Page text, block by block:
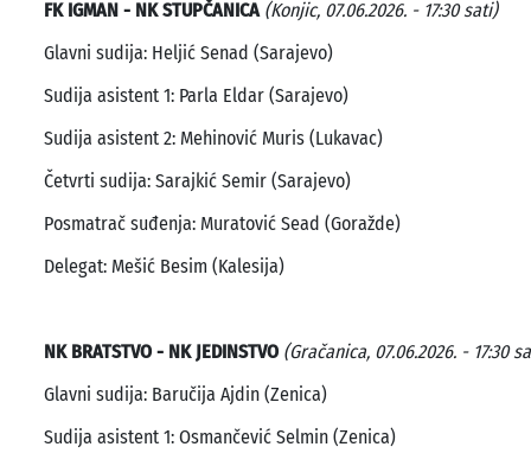
FK IGMAN - NK STUPČANICA (Konjic, 07.06.2026. - 17:30 sati)
Glavni sudija: Heljić Senad (Sarajevo)
Sudija asistent 1: Parla Eldar (Sarajevo)
Sudija asistent 2: Mehinović Muris (Lukavac)
Četvrti sudija: Sarajkić Semir (Sarajevo)
Posmatrač suđenja: Muratović Sead (Goražde)
Delegat: Mešić Besim (Kalesija)
NK BRATSTVO - NK JEDINSTVO (Gračanica, 07.06.2026. - 17:30
Glavni sudija: Baručija Ajdin (Zenica)
Sudija asistent 1: Osmančević Selmin (Zenica)